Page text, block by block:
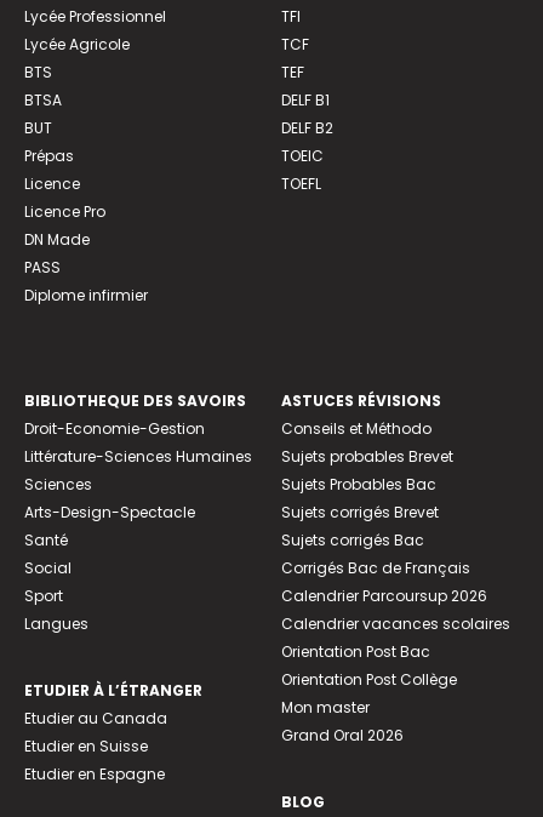
Lycée Professionnel
Lycée Agricole
BTS
BTSA
BUT
Prépas
Licence
Licence Pro
DN Made
PASS
Diplome infirmier
TFI
TCF
TEF
DELF B1
DELF B2
TOEIC
TOEFL
BIBLIOTHEQUE DES SAVOIRS
Droit-Economie-Gestion
Littérature-Sciences Humaines
Sciences
Arts-Design-Spectacle
Santé
Social
Sport
Langues
ETUDIER À L’ÉTRANGER
Etudier au Canada
Etudier en Suisse
Etudier en Espagne
ASTUCES RÉVISIONS
Conseils et Méthodo
Sujets probables Brevet
Sujets Probables Bac
Sujets corrigés Brevet
Sujets corrigés Bac
Corrigés Bac de Français
Calendrier Parcoursup 2026
Calendrier vacances scolaires
Orientation Post Bac
Orientation Post Collège
Mon master
Grand Oral 2026
BLOG